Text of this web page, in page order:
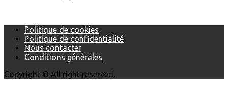
Politique de cookies
Politique de confidentialité
Nous contacter
Conditions générales
Copyright © All right reserved.